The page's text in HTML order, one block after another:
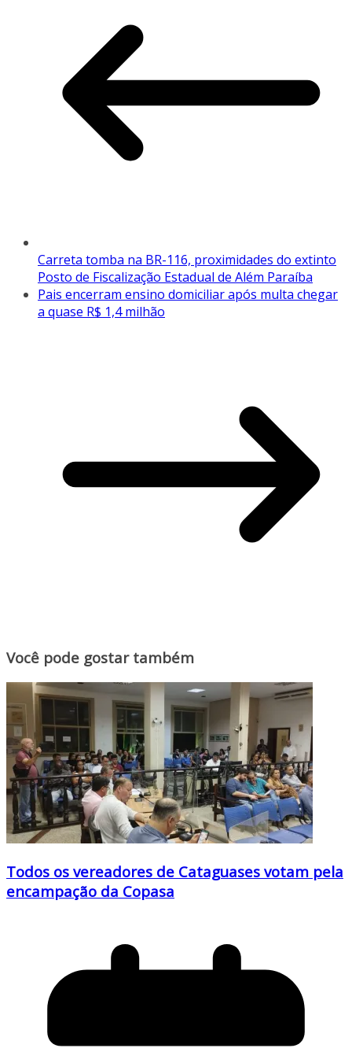
Carreta tomba na BR-116, proximidades do extinto
Posto de Fiscalização Estadual de Além Paraíba
Pais encerram ensino domiciliar após multa chegar
a quase R$ 1,4 milhão
Você pode gostar também
Todos os vereadores de Cataguases votam pela
encampação da Copasa